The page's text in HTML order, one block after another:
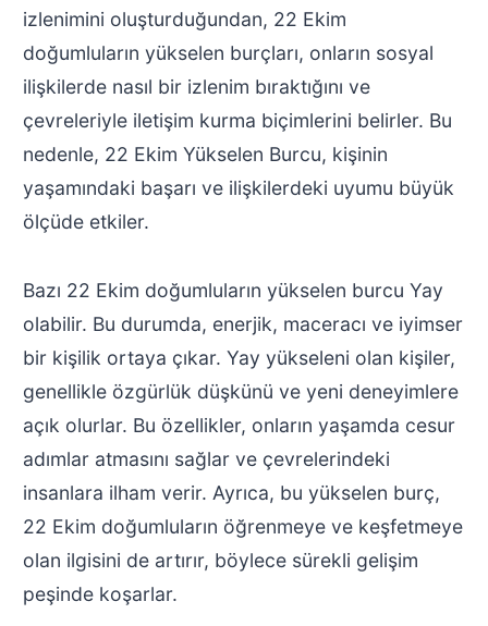
izlenimini oluşturduğundan, 22 Ekim
doğumluların yükselen burçları, onların sosyal
ilişkilerde nasıl bir izlenim bıraktığını ve
çevreleriyle iletişim kurma biçimlerini belirler. Bu
nedenle, 22 Ekim Yükselen Burcu, kişinin
yaşamındaki başarı ve ilişkilerdeki uyumu büyük
ölçüde etkiler.
Bazı 22 Ekim doğumluların yükselen burcu Yay
olabilir. Bu durumda, enerjik, maceracı ve iyimser
bir kişilik ortaya çıkar. Yay yükseleni olan kişiler,
genellikle özgürlük düşkünü ve yeni deneyimlere
açık olurlar. Bu özellikler, onların yaşamda cesur
adımlar atmasını sağlar ve çevrelerindeki
insanlara ilham verir. Ayrıca, bu yükselen burç,
22 Ekim doğumluların öğrenmeye ve keşfetmeye
olan ilgisini de artırır, böylece sürekli gelişim
peşinde koşarlar.